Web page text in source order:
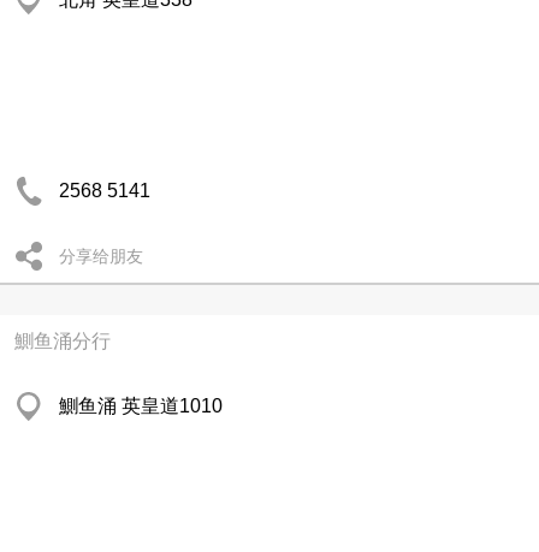
2568 5141
分享给朋友
鰂鱼涌分行
鰂鱼涌 英皇道1010